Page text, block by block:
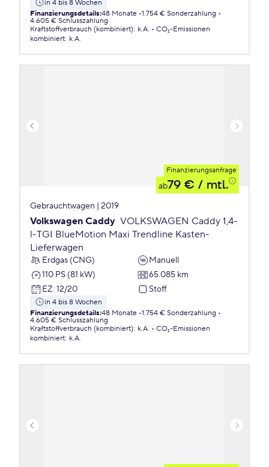
in 4 bis 8 Wochen
Finanzierungsdetails:48 Monate 1.754 € Sonderzahlung
4.605 € Schlusszahlung
Kraftstoffverbrauch (kombiniert): k.A.
CO₂-Emissionen
kombiniert: k.A.
Finanzierungsanfrage
ab79 € / mtl.
Gebrauchtwagen | 2019
Volkswagen Caddy VOLKSWAGEN Caddy 1,4-
l-TGI BlueMotion Maxi Trendline Kasten-
Lieferwagen
Erdgas (CNG)
Manuell
110 PS (81 kW)
65.085 km
EZ: 12/20 Stoff
in 4 bis 8 Wochen
Finanzierungsdetails:48 Monate 1.754 € Sonderzahlung
4.605 € Schlusszahlung
Kraftstoffverbrauch (kombiniert): k.A.
CO₂-Emissionen
kombiniert: k.A.